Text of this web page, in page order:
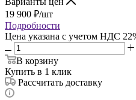
19 900 ₽/шт
Подробности
Цена указана с учетом НДС
В корзину
Купить в 1 клик
Рассчитать доставку